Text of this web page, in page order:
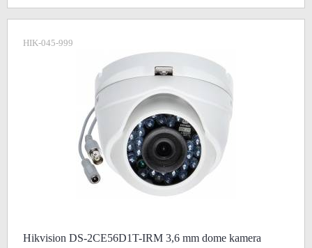
HIK-045-999
Hikvision DS-2CE56D1T-IRM 3,6 mm dome kamera